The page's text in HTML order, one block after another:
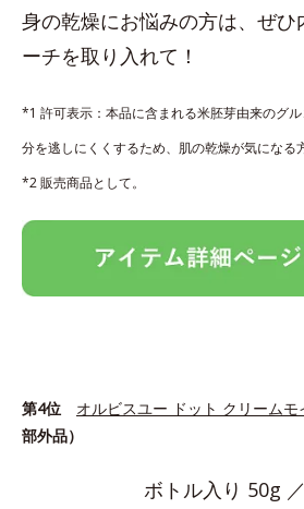
身の乾燥にお悩みの方は、ぜひ
ーチを取り入れて！
*1 許可表示：本品に含まれる米胚芽由来のグ
分を逃しにくくするため、肌の乾燥が気になる
*2 販売商品として。
第4位 オルビスユー ドット クリーム
部外品）
ボトル入り 50g